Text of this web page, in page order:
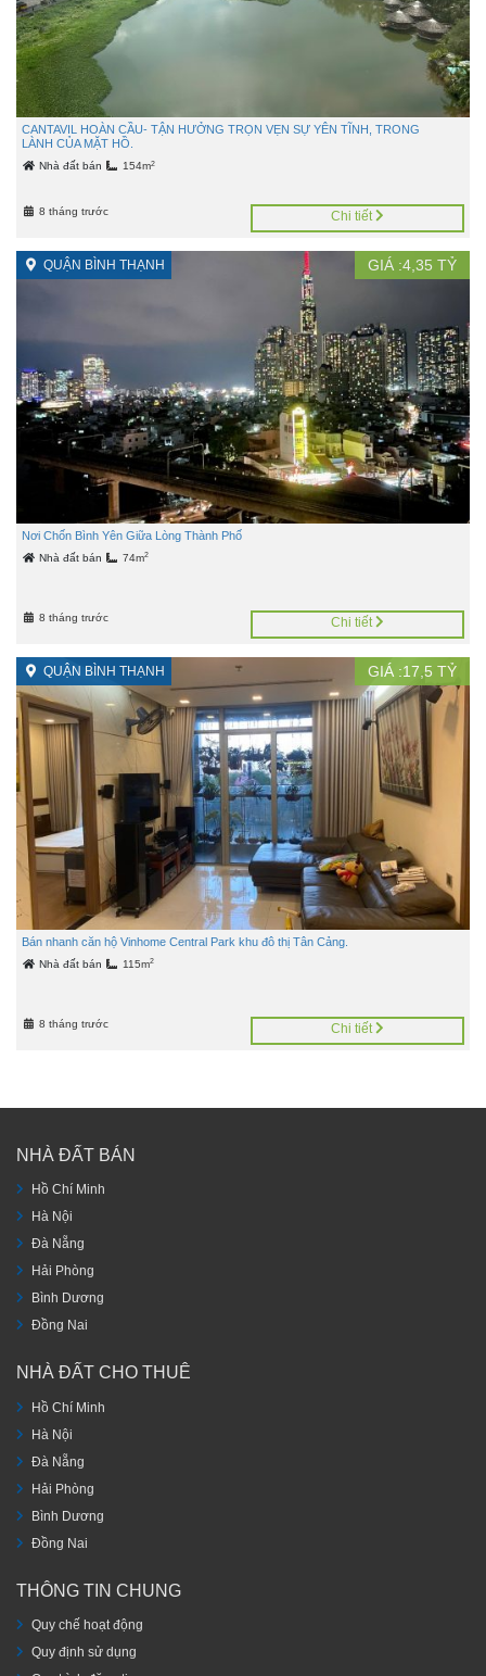
CANTAVIL HOÀN CẦU- TẬN HƯỞNG TRỌN VẸN SỰ YÊN TĨNH, TRONG
LÀNH CỦA MẶT HỒ.
Nhà đất bán 154m2
8 tháng trước Chi tiết
QUẬN BÌNH THẠNH GIÁ :4,35 TỶ
Nơi Chốn Bình Yên Giữa Lòng Thành Phố
Nhà đất bán 74m2
8 tháng trước Chi tiết
QUẬN BÌNH THẠNH GIÁ :17,5 TỶ
Bán nhanh căn hộ Vinhome Central Park khu đô thị Tân Cảng.
Nhà đất bán 115m2
8 tháng trước Chi tiết
NHÀ ĐẤT BÁN
Hồ Chí Minh
Hà Nội
Đà Nẵng
Hải Phòng
Bình Dương
Đồng Nai
NHÀ ĐẤT CHO THUÊ
Hồ Chí Minh
Hà Nội
Đà Nẵng
Hải Phòng
Bình Dương
Đồng Nai
THÔNG TIN CHUNG
Quy chế hoạt động
Quy định sử dụng